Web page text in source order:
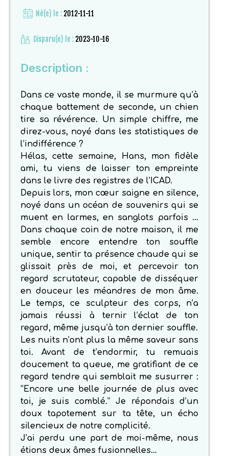
Né(e) le : 2012-11-11
Disparu(e) le : 2023-10-16
Description :
Dans ce vaste monde, il se murmure qu’à
chaque battement de seconde, un chien
tire sa révérence. Un simple chiffre, me
direz-vous, noyé dans les statistiques de
l’indifférence ?
Hélas, cette semaine, Hans, mon fidèle
ami, tu viens de laisser ton empreinte
dans le livre des registres de l’ICAD.
Depuis lors, mon cœur saigne en silence,
noyé dans un océan de souvenirs qui se
muent en larmes, en sanglots parfois …
Dans chaque coin de notre maison, il me
semble encore entendre ton souffle
unique, sentir ta présence chaude qui se
glissait près de moi, et percevoir ton
regard scrutateur, capable de disséquer
en douceur les méandres de mon âme.
Le temps, ce sculpteur des corps, n’a
jamais réussi à ternir l’éclat de ton
regard, même jusqu’à ton dernier souffle.
Les nuits n’ont plus la même saveur sans
toi. Avant de t’endormir, tu remuais
doucement ta queue, me gratifiant de ce
regard tendre qui semblait me susurrer :
“Encore une belle journée de plus avec
toi, je suis comblé.” Je répondais d’un
doux tapotement sur ta tête, un écho
silencieux de notre complicité.
J’ai perdu une part de moi-même, nous
étions deux âmes fusionnelles…